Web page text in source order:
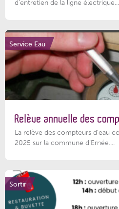
d'entretien de la ligne électrique...
Service Eau
Relève annuelle des
La relève des compteurs d'eau
2025 sur la commune d’Ernée....
Sortir